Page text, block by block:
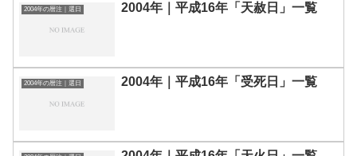
2004年の暦注｜選日 2004年｜平成16年「天赦日」一覧
2004年の暦注｜選日 2004年｜平成16年「受死日」一覧